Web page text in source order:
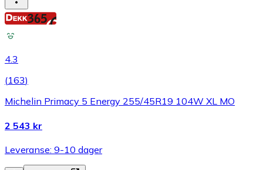
4.3
(163)
Michelin Primacy 5 Energy 255/45R19 104W XL MO
2 543 kr
Leveranse: 9-10 dager